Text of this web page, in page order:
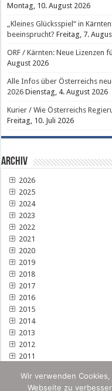
Montag, 10. August 2026
„Kleines Glücksspiel“ in
beeinsprucht? Freitag, 7.
ORF / Kärnten: Neue Lizenzen
August 2026
Alle Infos über Österreichs
2026 Dienstag, 4. August 2026
Kurier / Wie Österreichs
Freitag, 10. Juli 2026
Archiv
2026
2025
2024
2023
2022
2021
2020
2019
2018
2017
2016
2015
2014
2013
2012
2011
Wir verwenden
Webseite zu